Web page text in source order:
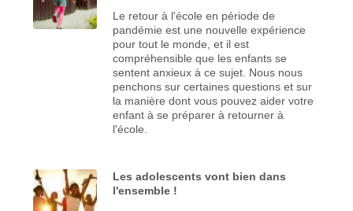
Le retour à l'école en période de
pandémie est une nouvelle expérience
pour tout le monde, et il est
compréhensible que les enfants se
sentent anxieux à ce sujet. Nous nous
penchons sur certaines questions et sur
la manière dont vous pouvez aider votre
enfant à se préparer à retourner à
l'école.
Les adolescents vont bien dans
l'ensemble !